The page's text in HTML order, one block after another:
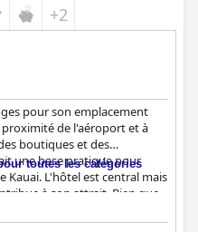
+2
pour son emplacement
de l'aéroport et à
boutiques et des
une base pratique pour
Kauai. L'hôtel est central mais
à son attrait. Bien que
stratégique associé à un
à un séjour agréable.
toutes les catégories